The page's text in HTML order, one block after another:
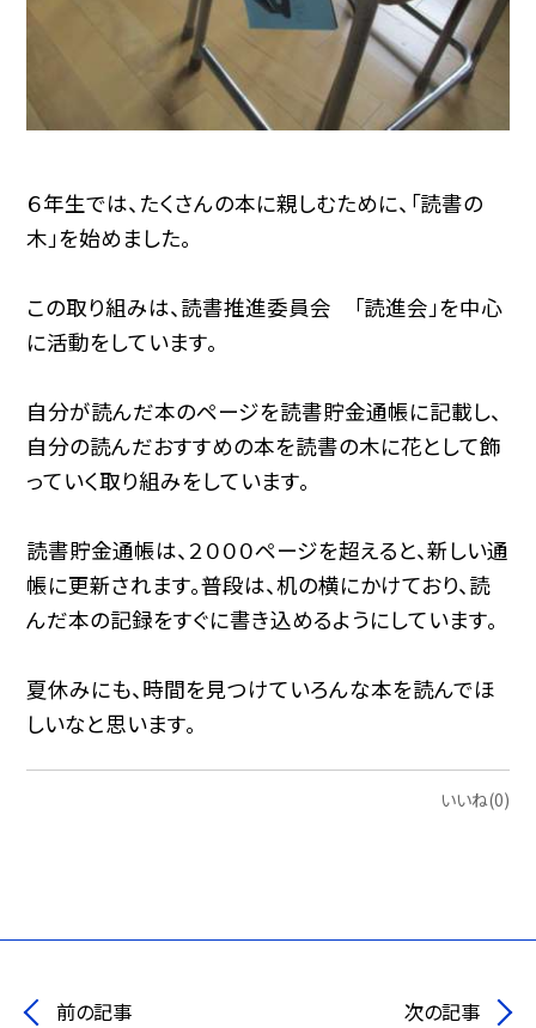
６年生では、たくさんの本に親しむために、「読書の
木」を始めました。
この取り組みは、読書推進委員会 「読進会」を中心
に活動をしています。
自分が読んだ本のページを読書貯金通帳に記載し、
自分の読んだおすすめの本を読書の木に花として飾
っていく取り組みをしています。
読書貯金通帳は、２０００ページを超えると、新しい通
帳に更新されます。普段は、机の横にかけており、読
んだ本の記録をすぐに書き込めるようにしています。
夏休みにも、時間を見つけていろんな本を読んでほ
しいなと思います。
いいね(0)
前の記事 次の記事